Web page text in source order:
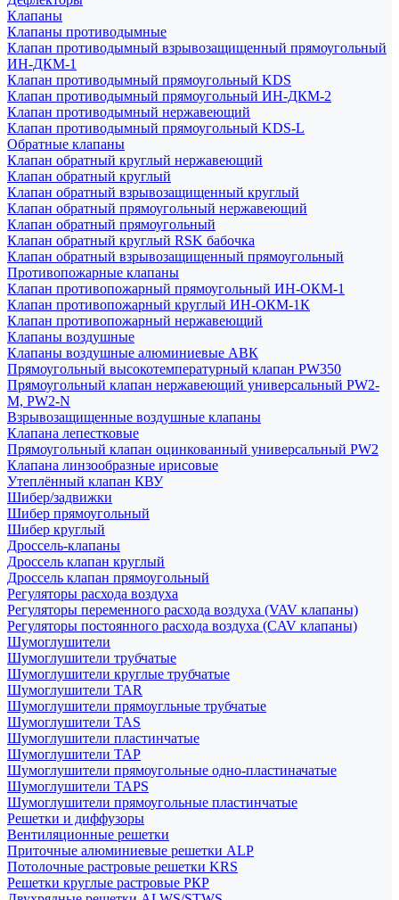
Клапаны
Клапаны противодымные
Клапан противодымный взрывозащищенный прямоугольный
ИН-ДКМ-1
Клапан противодымный прямоугольный KDS
Клапан противодымный прямоугольный ИН-ДКМ-2
Клапан противодымный нержавеющий
Клапан противодымный прямоугольный KDS-L
Обратные клапаны
Клапан обратный круглый нержавеющий
Клапан обратный круглый
Клапан обратный взрывозащищенный круглый
Клапан обратный прямоугольный нержавеющий
Клапан обратный прямоугольный
Клапан обратный круглый RSK бабочка
Клапан обратный взрывозащищенный прямоугольный
Противопожарные клапаны
Клапан противопожарный прямоугольный ИН-ОКМ-1
Клапан противопожарный круглый ИН-ОКМ-1К
Клапан противопожарный нержавеющий
Клапаны воздушные
Клапаны воздушные алюминиевые АВК
Прямоугольный высокотемпературный клапан PW350
Прямоугольный клапан нержавеющий универсальный PW2-
M, PW2-N
Взрывозащищенные воздушные клапаны
Клапана лепестковые
Прямоугольный клапан оцинкованный универсальный PW2
Клапана линзообразные ирисовые
Утеплённый клапан КВУ
Шибер/задвижки
Шибер прямоугольный
Шибер круглый
Дроссель-клапаны
Дроссель клапан круглый
Дроссель клапан прямоугольный
Регуляторы расхода воздуха
Регуляторы переменного расхода воздуха (VAV клапаны)
Регуляторы постоянного расхода воздуха (CAV клапаны)
Шумоглушители
Шумоглушители трубчатые
Шумоглушители круглые трубчатые
Шумоглушители TAR
Шумоглушители прямоугльные трубчатые
Шумоглушители TAS
Шумоглушители пластинчатые
Шумоглушители TAP
Шумоглушители прямоугольные одно-пластиначатые
Шумоглушители TAPS
Шумоглушители прямоугольные пластинчатые
Решетки и диффузоры
Вентиляционные решетки
Приточные алюминиевые решетки ALP
Потолочные растровые решетки KRS
Решетки круглые растровые РКР